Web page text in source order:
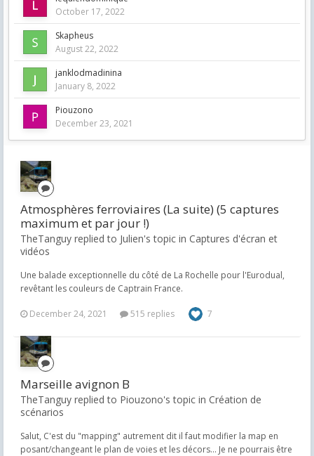
October 17, 2022
Skapheus
August 22, 2022
janklodmadinina
January 8, 2022
Piouzono
December 23, 2021
Atmosphères ferroviaires (La suite) (5 captures
maximum et par jour !)
TheTanguy replied to Julien's topic in Captures d'écran et
vidéos
Une balade exceptionnelle du côté de La Rochelle pour l'Eurodual,
revêtant les couleurs de Captrain France.
December 24, 2021 515 replies 7
Marseille avignon B
TheTanguy replied to Piouzono's topic in Création de
scénarios
Salut, C'est du "mapping" autrement dit il faut modifier la map en
posant/changeant le plan de voies et les décors... Je ne pourrais être